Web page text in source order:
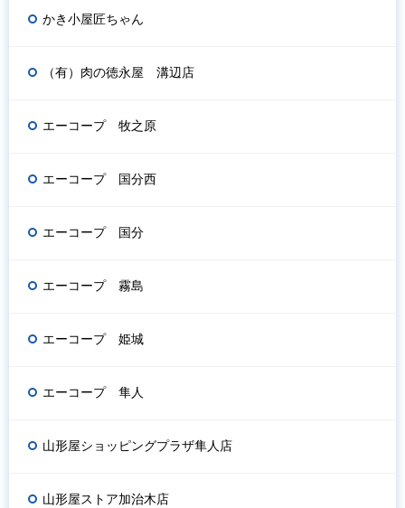
かき小屋匠ちゃん
（有）肉の徳永屋 溝辺店
エーコープ 牧之原
エーコープ 国分西
エーコープ 国分
エーコープ 霧島
エーコープ 姫城
エーコープ 隼人
山形屋ショッピングプラザ隼人店
山形屋ストア加治木店